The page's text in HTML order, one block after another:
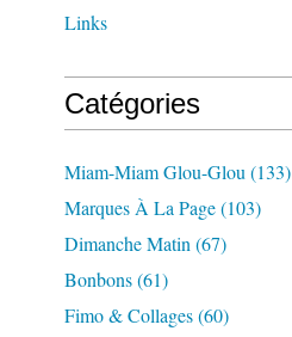
Links
Catégories
Miam-Miam Glou-Glou (133)
Marques À La Page(103)
Dimanche Matin (67)
Bonbons(61)
Fimo & Collages(60)